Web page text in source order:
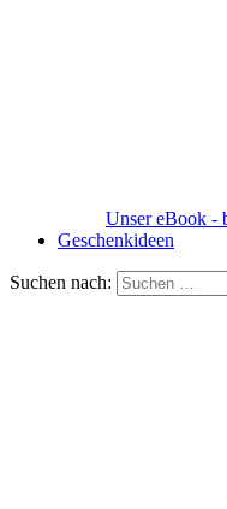
Unser eBook -
Geschenkideen
Suchen nach: